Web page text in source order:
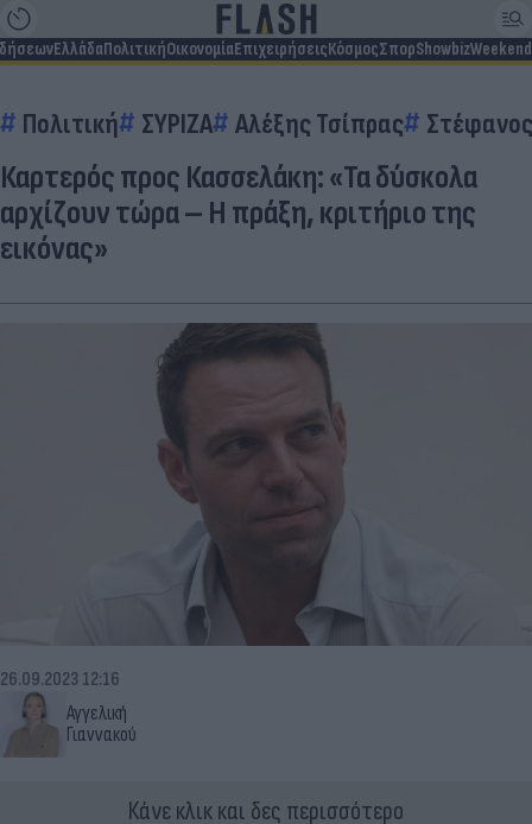
ΕλλάδαΠολιτικήΟικονομίαΕπιχειρήσειςΚόσμοςΣπορShowbizWeekend
Πολιτική ΣΥΡΙΖΑ Αλέξης Τσίπρας
Καρτερός προς Κασσελάκη: «Τα δύσκολα
αρχίζουν τώρα – Η πράξη, κριτήριο της
εικόνας»
Αγγελική
Γιαννακού
26.09.2023 12:16
Κάνε κλικ και δες περισσότερο